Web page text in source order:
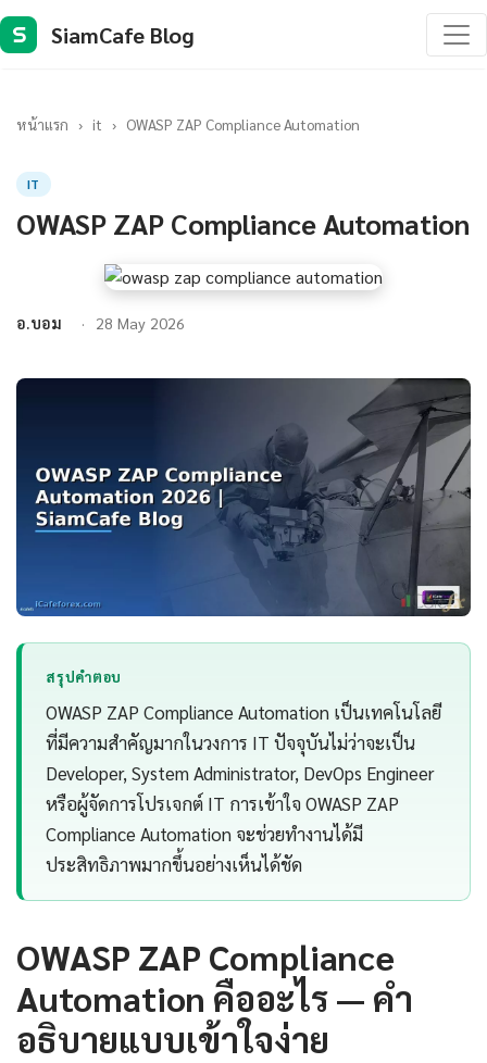
S SiamCafe Blog
หน้าแรก › it › OWASP ZAP Compliance Automation
IT
OWASP ZAP Compliance Automation
อ.บอม 28 May 2026
สรุปคำตอบ
OWASP ZAP Compliance Automation เป็นเทคโนโลยี
ที่มีความสำคัญมากในวงการ IT ปัจจุบันไม่ว่าจะเป็น
Developer, System Administrator, DevOps Engineer
หรือผู้จัดการโปรเจกต์ IT การเข้าใจ OWASP ZAP
Compliance Automation จะช่วยทำงานได้มี
ประสิทธิภาพมากขึ้นอย่างเห็นได้ชัด
OWASP ZAP Compliance
Automation คืออะไร — คำ
อธิบายแบบเข้าใจง่าย